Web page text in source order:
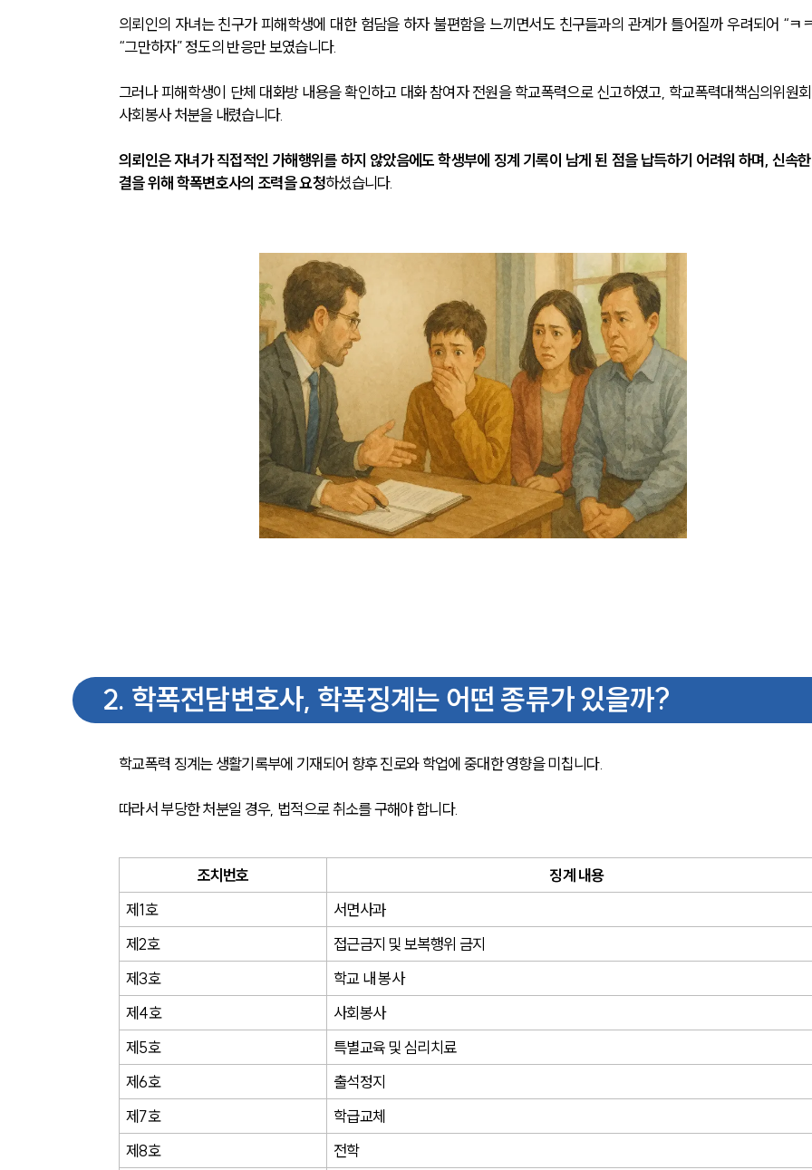
의뢰인의 자녀는 친구가 피해학생에 대한 험담을 하자 불편함을 느끼면서도 친구들과의 관계가 틀어질까 우려되어 “ㅋ
“그만하자” 정도의 반응만 보였습니다.
그러나 피해학생이 단체 대화방 내용을 확인하고 대화 참여자 전원을 학교폭력으로 신고하였고, 학교폭력대책심의위원
사회봉사 처분을 내렸습니다.
의뢰인은 자녀가 직접적인 가해행위를 하지 않았음에도 학생부에 징계 기록이 남게 된 점을 납득하기 어려워 하며, 신속
결을 위해 학폭변호사의 조력을 요청하셨습니다.
2. 학폭전담변호사, 학폭징계는 어떤 종류가 있을까?
학교폭력 징계는 생활기록부에 기재되어 향후 진로와 학업에 중대한 영향을 미칩니다.
따라서 부당한 처분일 경우, 법적으로 취소를 구해야 합니다.
조치번호
징계 내용
제1호
서면사과
제2호
접근금지 및 보복행위 금지
제3호
학교 내 봉사
제4호
사회봉사
제5호
특별교육 및 심리치료
제6호
출석정지
제7호
학급교체
제8호
전학